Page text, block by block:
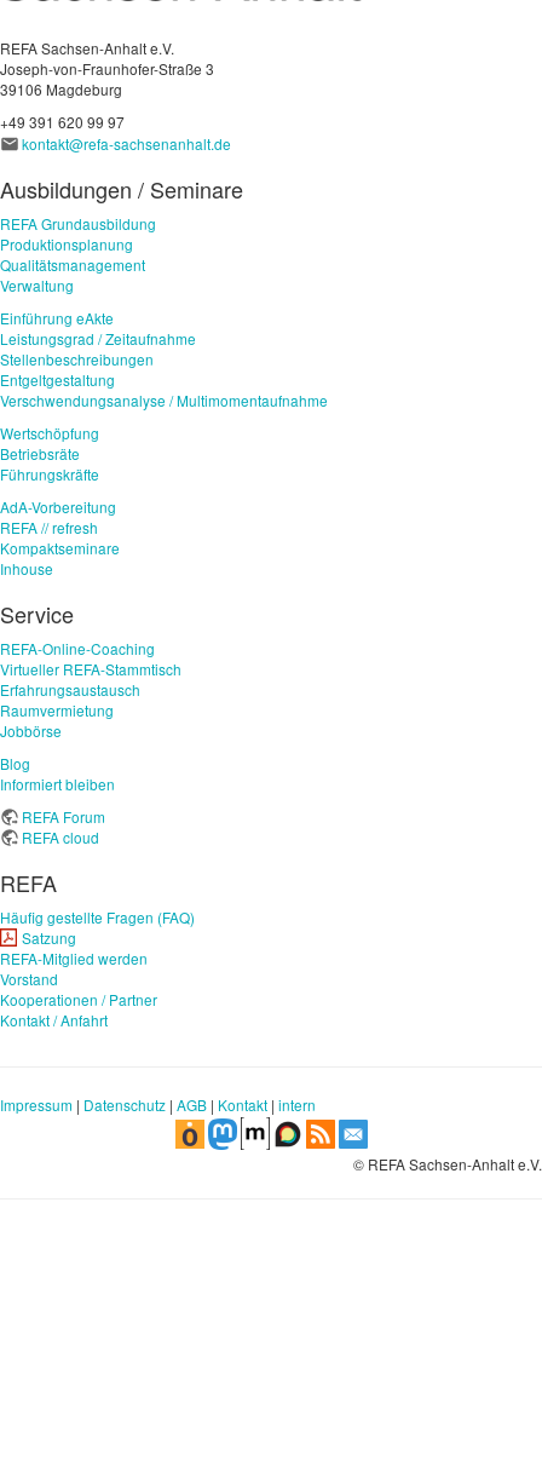
REFA Sachsen-Anhalt e.V.
Joseph-von-Fraunhofer-Straße 3
39106 Magdeburg
+49 391 620 99 97
kontakt@refa-sachsenanhalt.de
Ausbildungen / Seminare
REFA Grundausbildung
Produktionsplanung
Qualitätsmanagement
Verwaltung
Einführung eAkte
Leistungsgrad / Zeitaufnahme
Stellenbeschreibungen
Entgeltgestaltung
Verschwendungsanalyse / Multimomentaufnahme
Wertschöpfung
Betriebsräte
Führungskräfte
AdA-Vorbereitung
REFA // refresh
Kompaktseminare
Inhouse
Service
REFA-Online-Coaching
Virtueller REFA-Stammtisch
Erfahrungsaustausch
Raumvermietung
Jobbörse
Blog
Informiert bleiben
REFA Forum
REFA cloud
REFA
Häufig gestellte Fragen (FAQ)
Satzung
REFA-Mitglied werden
Vorstand
Kooperationen / Partner
Kontakt / Anfahrt
Impressum | Datenschutz | AGB | Kontakt | intern
© REFA Sachsen-Anhalt e.V.